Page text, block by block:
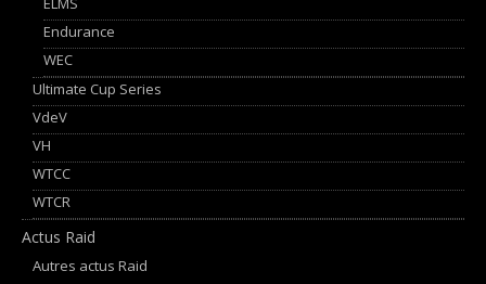
Endurance
WEC
Ultimate Cup Series
VdeV
VH
WTCC
WTCR
Actus Raid
Autres actus Raid